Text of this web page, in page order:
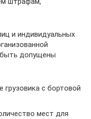
и индивидуальных
быть допущены
грузовика с бортовой
мест для